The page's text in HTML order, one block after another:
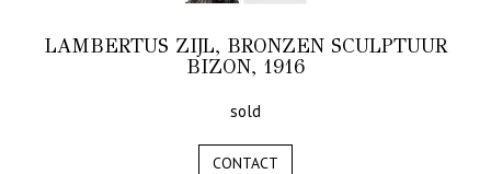
LAMBERTUS ZIJL, BRONZEN SCULPTUUR
BIZON, 1916
sold
CONTACT